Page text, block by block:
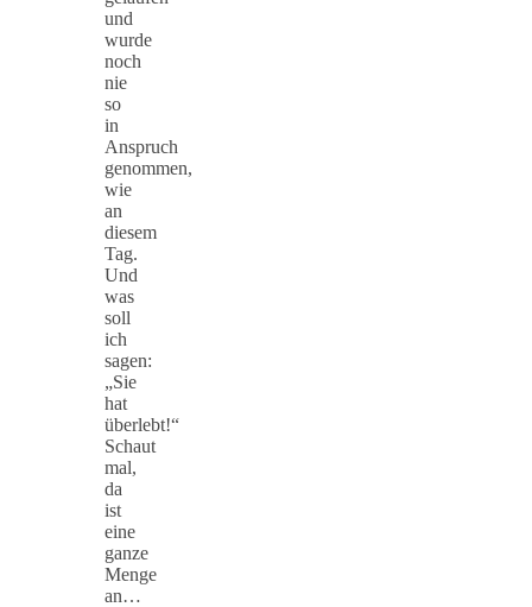
und
wurde
noch
nie
so
in
Anspruch
genommen,
wie
an
diesem
Tag.
Und
was
soll
ich
sagen:
„Sie
hat
überlebt!“
Schaut
mal,
da
ist
eine
ganze
Menge
an…